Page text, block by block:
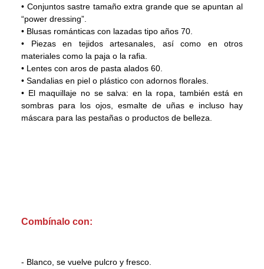
• Conjuntos sastre tamaño extra grande que se apuntan al
“power dressing”.
• Blusas románticas con lazadas tipo años 70.
• Piezas en tejidos artesanales, así como en otros
materiales como la paja o la rafia.
• Lentes con aros de pasta alados 60.
• Sandalias en piel o plástico con adornos florales.
• El maquillaje no se salva: en la ropa, también está en
sombras para los ojos, esmalte de uñas e incluso hay
máscara para las pestañas o productos de belleza.
Combínalo con:
- Blanco, se vuelve pulcro y fresco.